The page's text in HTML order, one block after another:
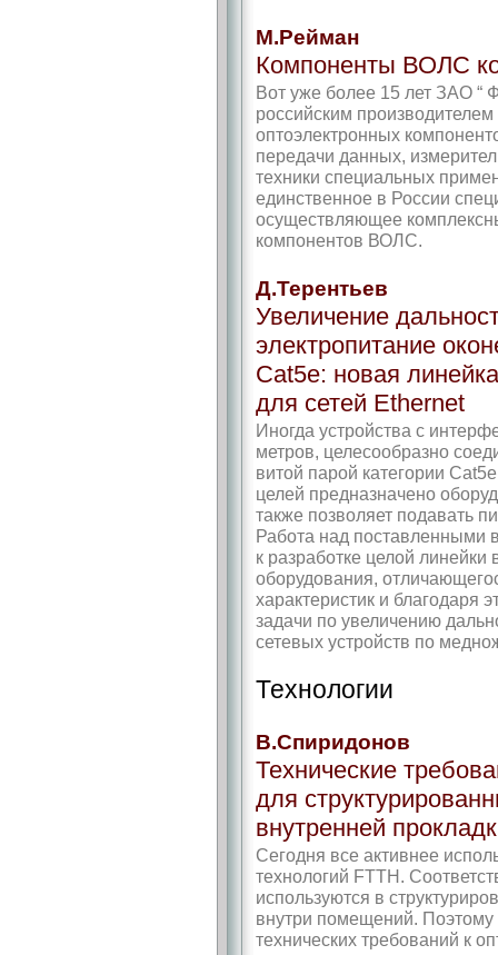
М.Рейман
Компоненты ВОЛС
Вот уже более 15 лет ЗАО “
российским
оптоэлектронных
передачи данных,
техники специальных
единственное в России
осуществляющее
компонентов ВОЛС.
Д.Терентьев
Увеличение
электропитание
Cat5e: новая
для сетей Ethernet
Иногда устройства с
метров, целесообразно
витой парой категории
целей предназначено
также позволяет подавать
Работа над поставленными
к разработке целой
оборудования,
характеристик и
задачи по увеличению
сетевых устройств по
Технологии
В.Спиридонов
Технические
для
внутренней
Сегодня все активнее
технологий FTTH.
используются в
внутри помещений. Поэтому
технических требований к